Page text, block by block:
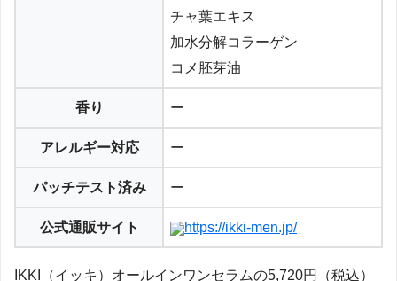
チャ葉エキス
加水分解コラーゲン
コメ胚芽油
香り ー
アレルギー対応 ー
パッチテスト済み ー
公式通販サイト https://ikki-men.jp/
IKKI（イッキ）オールインワンセラムの5,720円（税込）